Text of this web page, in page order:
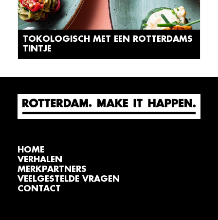
TOKOLOGISCH MET EEN ROTTERDAMS
TINTJE
HOME
VERHALEN
MERKPARTNERS
VEELGESTELDE VRAGEN
CONTACT